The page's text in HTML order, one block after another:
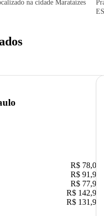
na cidade Marataízes
R$ 78,02
R$ 91,90
R$ 77,90
R$ 142,90
R$ 131,90